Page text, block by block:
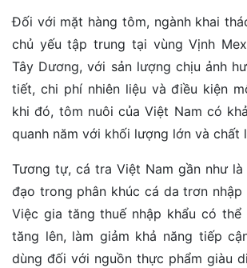
Đối với mặt hàng tôm, ngành khai
chủ yếu tập trung tại vùng Vịnh
Tây Dương, với sản lượng chịu ảnh
tiết, chi phí nhiên liệu và điều kiện
khi đó, tôm nuôi của Việt Nam có
quanh năm với khối lượng lớn và chất
Tương tự, cá tra Việt Nam gần như là
đạo trong phân khúc cá da trơn nhập
Việc gia tăng thuế nhập khẩu có thể
tăng lên, làm giảm khả năng tiếp
dùng đối với nguồn thực phẩm giàu